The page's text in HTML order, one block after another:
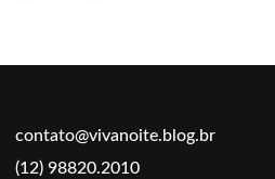
contato@vivanoite.blog.br
(12) 98820.2010